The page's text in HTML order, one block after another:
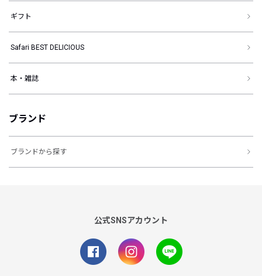
ギフト
Safari BEST DELICIOUS
本・雑誌
ブランド
ブランドから探す
公式SNSアカウント